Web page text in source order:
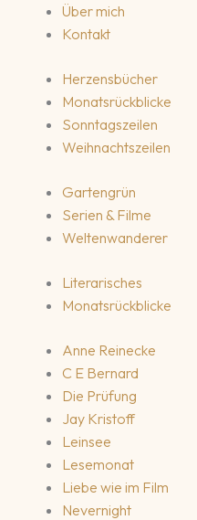
Über mich
Kontakt
Herzensbücher
Monatsrückblicke
Sonntagszeilen
Weihnachtszeilen
Gartengrün
Serien & Filme
Weltenwanderer
Literarisches
Monatsrückblicke
Anne Reinecke
C E Bernard
Die Prüfung
Jay Kristoff
Leinsee
Lesemonat
Liebe wie im Film
Nevernight